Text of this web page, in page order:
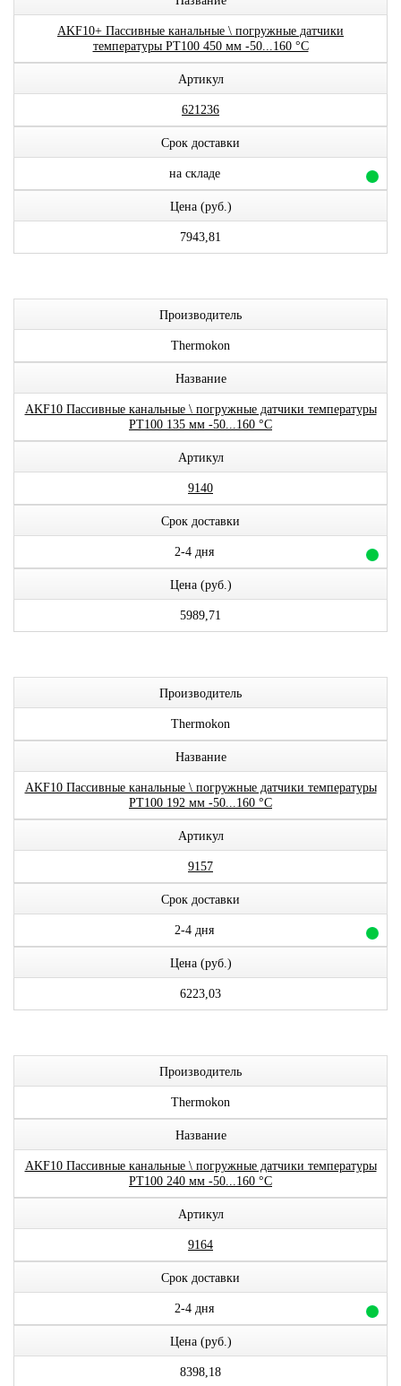
AKF10+ Пассивные канальные \ погружные датчики
температуры PT100 450 мм -50...160 °C
Артикул
621236
Срок доставки
на складе
Цена (руб.)
7943,81
Производитель
Thermokon
Название
AKF10 Пассивные канальные \ погружные датчики температуры
PT100 135 мм -50...160 °C
Артикул
9140
Срок доставки
2-4 дня
Цена (руб.)
5989,71
Производитель
Thermokon
Название
AKF10 Пассивные канальные \ погружные датчики температуры
PT100 192 мм -50...160 °C
Артикул
9157
Срок доставки
2-4 дня
Цена (руб.)
6223,03
Производитель
Thermokon
Название
AKF10 Пассивные канальные \ погружные датчики температуры
PT100 240 мм -50...160 °C
Артикул
9164
Срок доставки
2-4 дня
Цена (руб.)
8398,18